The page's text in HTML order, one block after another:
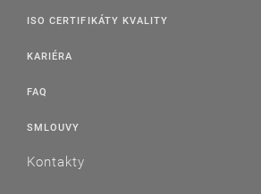
ISO CERTIFIKÁTY KVALITY
KARIÉRA
FAQ
SMLOUVY
Kontakty